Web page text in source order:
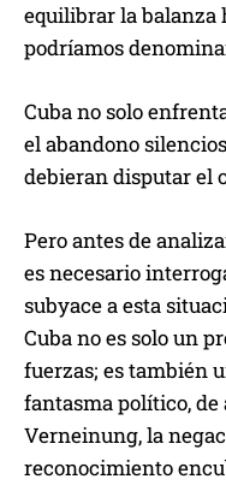
u
d
i
equilibrar la balanza
podríamos
Cuba no solo
el abandono
debieran disputar el
Pero antes de
es necesario
subyace a esta
Cuba no es solo un
fuerzas; es también
fantasma político, de
Verneinung, la
reconocimiento